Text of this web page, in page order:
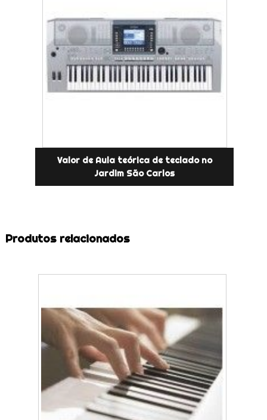
Valor de Aula teórica de teclado no
Jardim São Carlos
Produtos relacionados